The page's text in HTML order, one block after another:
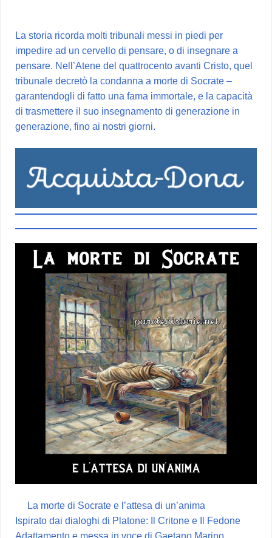
La storia ricorda molti tribunali messi in piedi per
impedire ad un cervello di pensare, o di insegnare a
pensare. Nell’Atene del quattrocento avanti Cristo, quel
tribunale decretò la condanna a morte di Socrate –
garantendogli di fatto una fama immortale, e la capacità
di trasmettere il suo insegnamento di generazione in
generazione, fino ai nostri giorni.
La morte di Socrate e l’attesa di un’anima
Ispirato dai dialoghi di Platone: Il Critone e Il Fedone
Adattamento e messa in voce di Gaetano Marino